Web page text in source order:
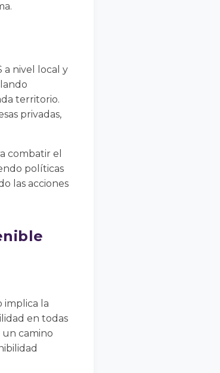
a nivel local y
territorio.
privadas,
combatir el
políticas
las acciones
implica la
en todas
un camino